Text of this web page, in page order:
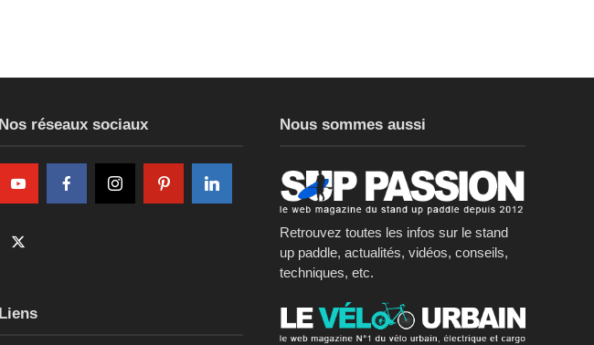
Nos réseaux sociaux
Liens
Nous sommes aussi
Retrouvez toutes les infos sur le stand
up paddle, actualités, vidéos, conseils,
techniques, etc.